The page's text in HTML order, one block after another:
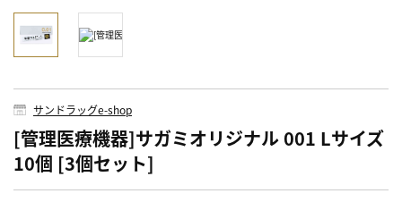
サンドラッグe-shop
[管理医療機器]サガミオリジナル 001 Lサイズ
10個 [3個セット]